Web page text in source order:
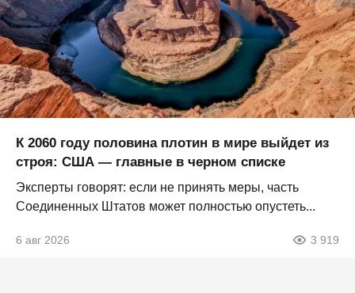
К 2060 году половина плотин в мире выйдет из
строя: США — главные в черном списке
Эксперты говорят: если не принять меры, часть
Соединенных Штатов может полностью опустеть...
6 авг 2026 3 919